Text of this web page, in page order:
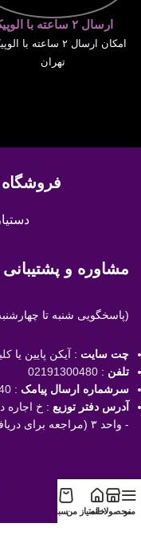
ارسال ۲ ساعته با الوپیک
امکان ارسال ۲ ساعته با
تهران
فروشگاه
مشاوره و
(پاسخگویی شنبه تا چهارشنبه ۹ تا ۱۷ و پنج شنبه ۹ تا
چت سایت : آیکن پایین یا
تلفن :
02191300480
سرشماره ارسال پیامک :
آدرس دفتر توزیع
- واحد ۳ (مراجعه برای دریافت سفارش فقط با هماهنگی قبلی)
منو
محصولات
خانهامتیاز منسبد